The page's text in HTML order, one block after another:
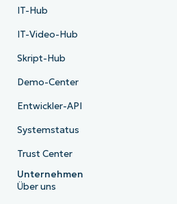
IT-Hub
IT-Video-Hub
Skript-Hub
Demo-Center
Entwickler-API
Systemstatus
Trust Center
Unternehmen
Über uns